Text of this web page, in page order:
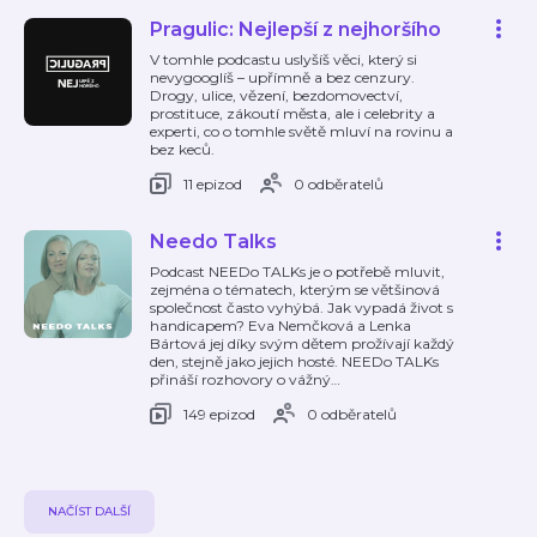
Pragulic: Nejlepší z nejhoršího
V tomhle podcastu uslyšíš věci, který si
nevygooglíš – upřímně a bez cenzury.
Drogy, ulice, vězení, bezdomovectví,
prostituce, zákoutí města, ale i celebrity a
experti, co o tomhle světě mluví na rovinu a
bez keců.
11 epizod
0 odběratelů
Needo Talks
Podcast NEEDo TALKs je o potřebě mluvit,
zejména o tématech, kterým se většinová
společnost často vyhýbá. Jak vypadá život s
handicapem? Eva Nemčková a Lenka
Bártová jej díky svým dětem prožívají každý
den, stejně jako jejich hosté. NEEDo TALKs
přináší rozhovory o vážný…
149 epizod
0 odběratelů
NAČÍST DALŠÍ